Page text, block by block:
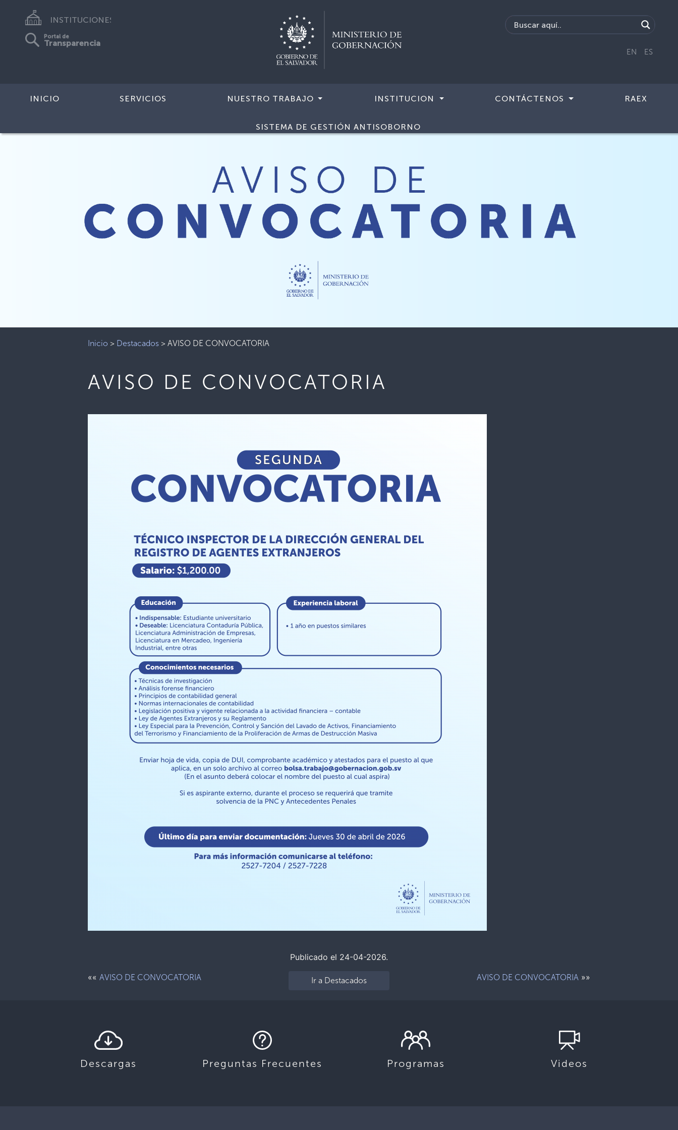
INSTITUCIONES
Portal de
Transparencia
EN ES
INICIO SERVICIOS NUESTRO TRABAJO INSTITUCION CONTÁCTENOS RAEX
SISTEMA DE GESTIÓN ANTISOBORNO
Inicio > Destacados >AVISO DE CONVOCATORIA
AVISO DE CONVOCATORIA
Publicado el 24-04-2026.
««AVISO DE CONVOCATORIA Ir a Destacados AVISO DE CONVOCATORIA»»
Descargas Preguntas Frecuentes Programas Videos